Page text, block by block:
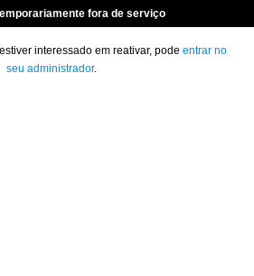
fora de serviço
interessado em reativar, pode entrar no
seu administrador.